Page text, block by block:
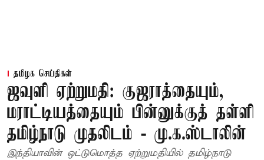
தமிழக செய்திகள்
ஜவுளி ஏற்றுமதி: குஜராத்தையும்,
மராட்டியத்தையும் பின்னுக்குத் தள்ளி
தமிழ்நாடு முதலிடம் - மு.க.ஸ்டாலின்
இந்தியாவின் ஒட்டுமொத்த ஏற்றுமதியில் தமிழ்நாடு